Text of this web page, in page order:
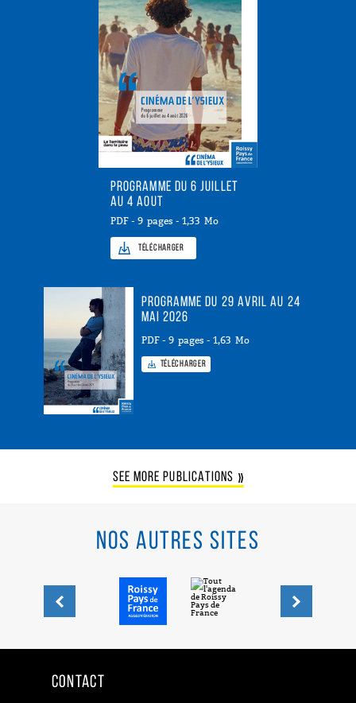
PROGRAMME DU 6 JUILLET
AU 4 AOUT
PDF - 9 pages - 1,33 Mo
Télécharger
PROGRAMME DU 29 AVRIL AU 24
MAI 2026
PDF - 9 pages - 1,63 Mo
Télécharger
SEE MORE PUBLICATIONS
NOS AUTRES SITES
Précédent Suivant
CONTACT